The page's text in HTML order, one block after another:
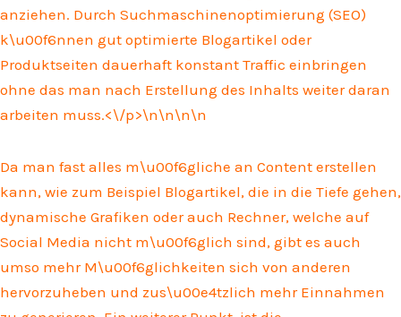
anziehen. Durch Suchmaschinenoptimierung (SEO)
k\u00f6nnen gut optimierte Blogartikel oder
Produktseiten dauerhaft konstant Traffic einbringen
ohne das man nach Erstellung des Inhalts weiter daran
arbeiten muss.<\/p>\n\n\n\n
Da man fast alles m\u00f6gliche an Content erstellen
kann, wie zum Beispiel Blogartikel, die in die Tiefe gehen,
dynamische Grafiken oder auch Rechner, welche auf
Social Media nicht m\u00f6glich sind, gibt es auch
umso mehr M\u00f6glichkeiten sich von anderen
hervorzuheben und zus\u00e4tzlich mehr Einnahmen